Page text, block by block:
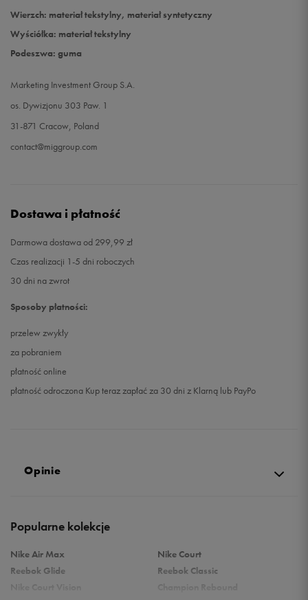
Wierzch: materiał tekstylny, materiał syntetyczny
Wyściółka: materiał tekstylny
Podeszwa: guma
Marketing Investment Group S.A.
os. Dywizjonu 303 Paw. 1
31-871 Cracow, Poland
contact@miggroup.com
Dostawa i płatność
Darmowa dostawa od 299,99 zł
Czas realizacji 1-5 dni roboczych
30 dni na zwrot
Sposoby płatności:
przelew zwykły
za pobraniem
płatność online
płatność odroczona Kup teraz zapłać za 30 dni z Klarną lub PayPo
Opinie
zebranych i zweryfikowanych przez
Popularne kolekcje
Nike Air Max
Nike Court
Reebok Glide
Reebok Classic